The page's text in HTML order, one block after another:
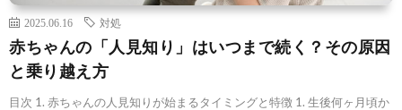
2025.06.16 対処
赤ちゃんの「人見知り」はいつまで続く？その原因
と乗り越え方
目次 1. 赤ちゃんの人見知りが始まるタイミングと特徴 1. 生後何ヶ月頃か